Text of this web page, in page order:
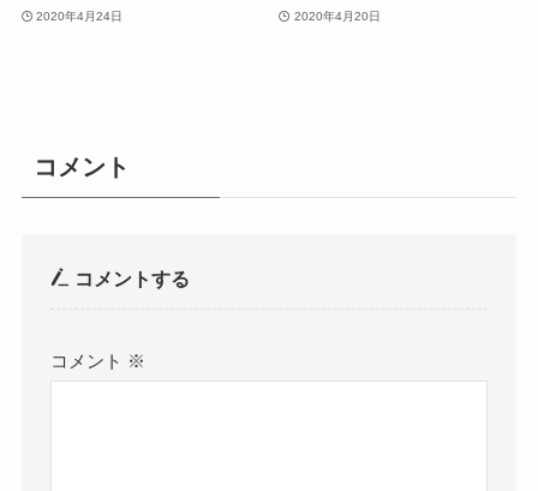
2020年4月24日 2020年4月20日
コメント
コメントする
コメント ※